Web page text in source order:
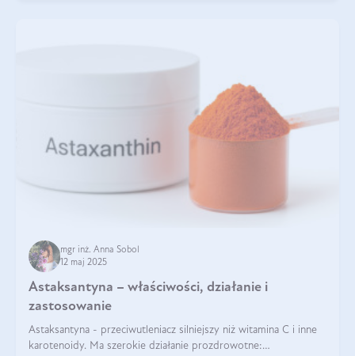
mgr inż. Anna Sobol
12 maj 2025
Astaksantyna – właściwości, działanie i
zastosowanie
Astaksantyna - przeciwutleniacz silniejszy niż witamina C i inne
karotenoidy. Ma szerokie działanie prozdrowotne: